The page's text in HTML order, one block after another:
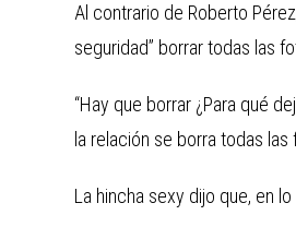
Al contrario de Roberto
seguridad” borrar todas las
“Hay que borrar ¿Para qué
la relación se borra todas
La hincha sexy dijo que, en